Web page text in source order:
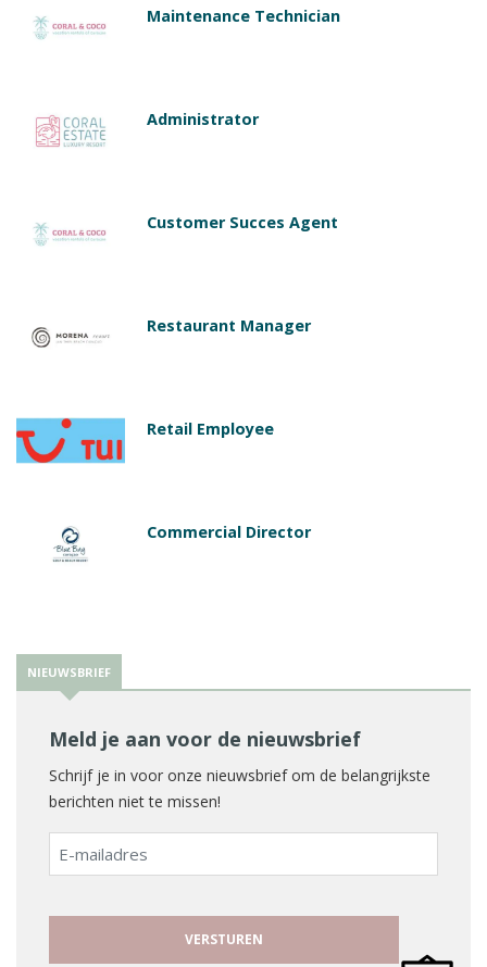
Maintenance Technician
Administrator
Customer Succes Agent
Restaurant Manager
Retail Employee
Commercial Director
NIEUWSBRIEF
Meld je aan voor de nieuwsbrief
Schrijf je in voor onze nieuwsbrief om de belangrijkste
berichten niet te missen!
E-
mailadres